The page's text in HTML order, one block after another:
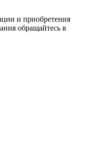
и приобретения
обращайтесь в